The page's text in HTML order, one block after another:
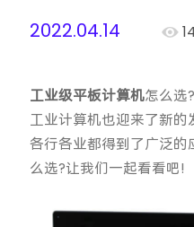
2022.04.14
工业级平板计算机怎么选
工业计算机也迎来了新
各行各业都得到了广泛
么选?让我们一起看看吧!